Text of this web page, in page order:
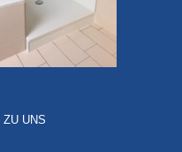
ZU UNS